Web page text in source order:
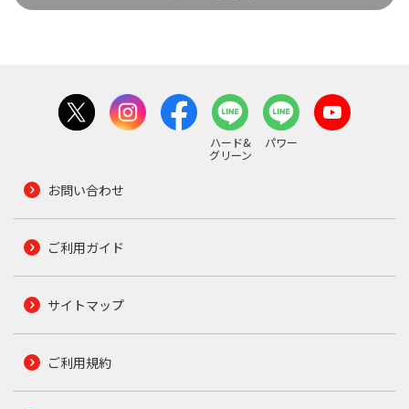
ハード&
グリーン
パワー
お問い合わせ
ご利用ガイド
サイトマップ
ご利用規約